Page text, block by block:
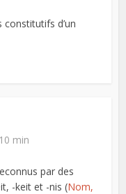
d’un
min
par des
-keit et -nis (Nom,